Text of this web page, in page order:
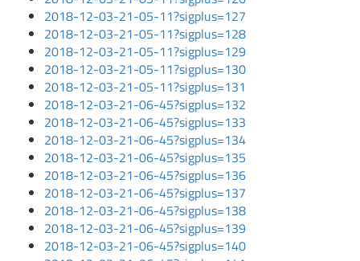
2018-12-03-21-05-11?sigplus=127
2018-12-03-21-05-11?sigplus=128
2018-12-03-21-05-11?sigplus=129
2018-12-03-21-05-11?sigplus=130
2018-12-03-21-05-11?sigplus=131
2018-12-03-21-06-45?sigplus=132
2018-12-03-21-06-45?sigplus=133
2018-12-03-21-06-45?sigplus=134
2018-12-03-21-06-45?sigplus=135
2018-12-03-21-06-45?sigplus=136
2018-12-03-21-06-45?sigplus=137
2018-12-03-21-06-45?sigplus=138
2018-12-03-21-06-45?sigplus=139
2018-12-03-21-06-45?sigplus=140